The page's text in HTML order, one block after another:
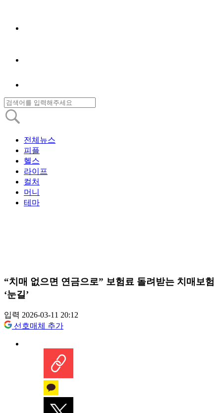
전체뉴스
피플
헬스
라이프
컬처
머니
테마
“치매 없으면 연금으로” 보험료 돌려받는 치매보험
‘눈길’
입력 2026-03-11 20:12
선호매체 추가